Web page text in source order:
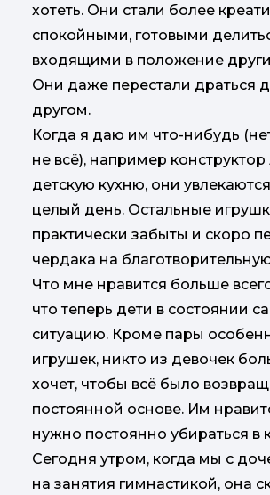
хотеть. Они стали более
спокойными, готовыми
входящими в положение
Они даже перестали драться
другом.
Когда я даю им что-нибудь
не всё), например конструктор
детскую кухню, они
целый день. Остальные
практически забыты и скоро
чердака на
Что мне нравится больше всего
что теперь дети в состоянии
ситуацию. Кроме пары
игрушек, никто из девочек
хочет, чтобы всё было
постоянной основе. Им
нужно постоянно убираться в
Сегодня утром, когда мы с
на занятия гимнастикой, она